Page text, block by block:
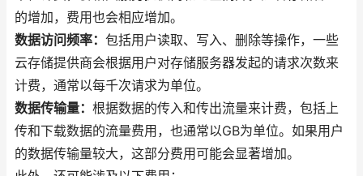
的增加，费用也会相应增加。
数据访问频率： 包括用户读取、写入、删除等操作，一些
云存储提供商会根据用户对存储服务器发起的请求次数来
计费，通常以每千次请求为单位。
数据传输量： 根据数据的传入和传出流量来计费，包括上
传和下载数据的流量费用，也通常以GB为单位。如果用户
的数据传输量较大，这部分费用可能会显著增加。